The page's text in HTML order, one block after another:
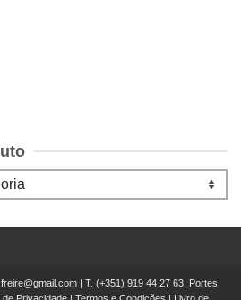
| T. (+351) 919 44 27 63, Portes
de Privacidade| Termos e Condições | Livro de